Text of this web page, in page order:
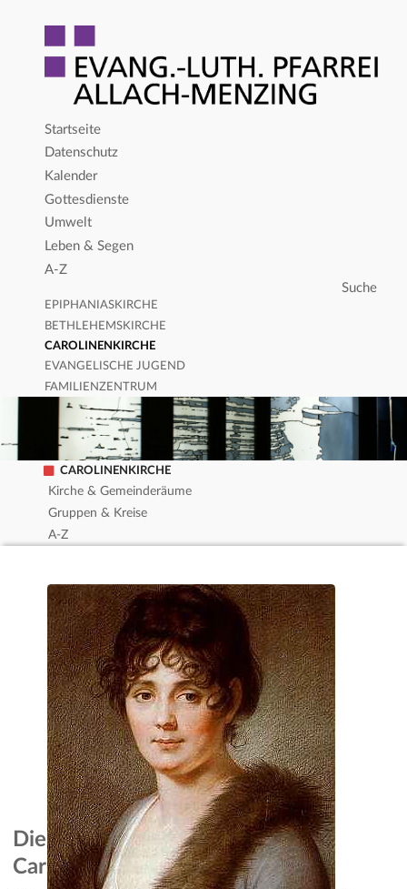
Startseite
Datenschutz
Kalender
Gottesdienste
Umwelt
Leben & Segen
A-Z
EPIPHANIASKIRCHE
BETHLEHEMSKIRCHE
CAROLINENKIRCHE
EVANGELISCHE JUGEND
FAMILIENZENTRUM
CAROLINENKIRCHE
Kirche & Gemeinderäume
Gruppen & Kreise
A-Z
Die Namenspatronin: Königin
Caroline von Bayern